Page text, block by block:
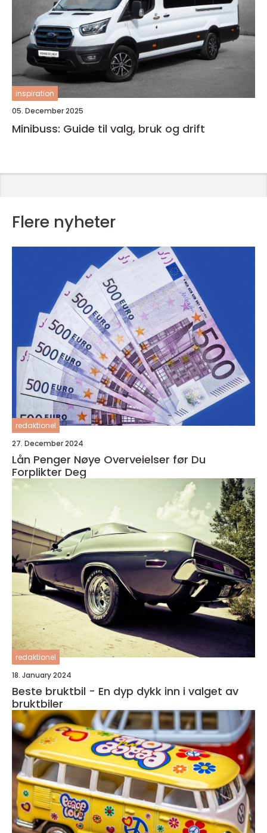
inspiration
05. December 2025
Minibuss: Guide til valg, bruk og drift
Flere nyheter
redaktionel
27. December 2024
Lån Penger Nøye Overveielser før Du
Forplikter Deg
redaktionel
18. January 2024
Beste bruktbil - En dyp dykk inn i valget av
bruktbiler